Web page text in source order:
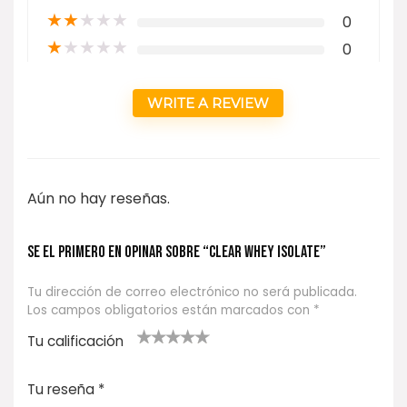
★★★★★ 0
★★★★★ 0
WRITE A REVIEW
Aún no hay reseñas.
Se el primero en opinar sobre “CLEAR WHEY ISOLATE”
Tu dirección de correo electrónico no será publicada.
Los campos obligatorios están marcados con *
Tu calificación
Tu reseña *